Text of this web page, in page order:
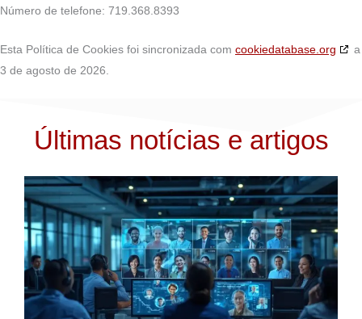
Número de telefone: 719.368.8393
Esta Política de Cookies foi sincronizada com cookiedatabase.org
a
3 de agosto de 2026.
Últimas notícias e artigos